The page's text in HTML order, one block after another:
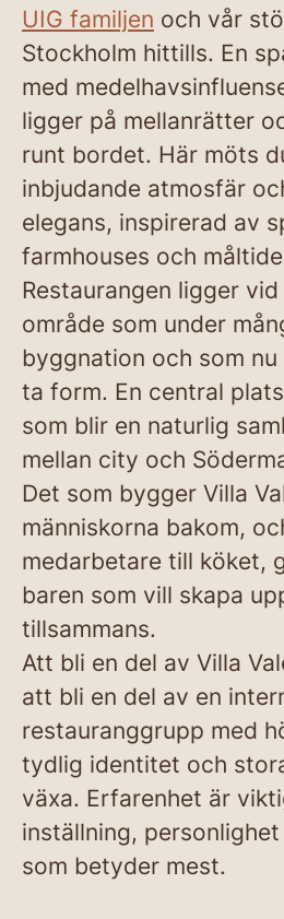
UIG familjen och vår
Stockholm hittills. En
med
ligger på mellanrätter
runt bordet. Här möts
inbjudande atmosfär
elegans, inspirerad av
farmhouses och
Restaurangen ligger
område som under
byggnation och som
ta form. En central
som blir en naturlig
mellan city och
Det som bygger Villa
människorna bakom,
medarbetare till köket,
baren som vill skapa
tillsammans.
Att bli en del av Villa
att bli en del av en
restauranggrupp med
tydlig identitet och
växa. Erfarenhet är
inställning,
som betyder mest.